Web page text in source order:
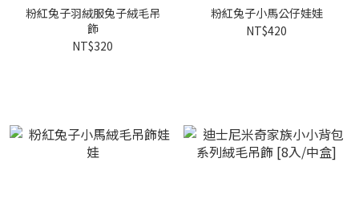
粉紅兔子羽絨服兔子絨毛吊
飾
NT$320
粉紅兔子小馬公仔娃娃
NT$420